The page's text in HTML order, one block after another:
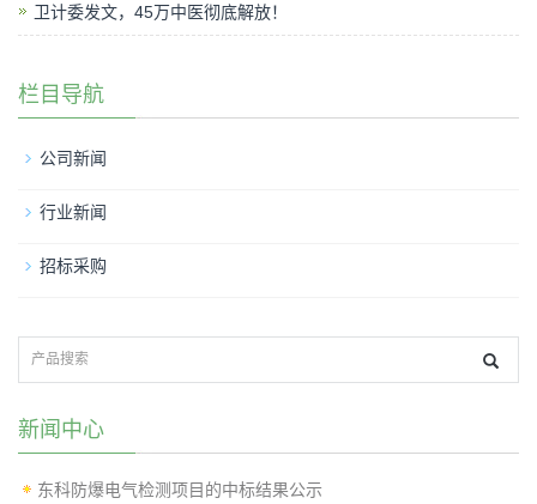
卫计委发文，45万中医彻底解放！
栏目导航
公司新闻
行业新闻
招标采购
新闻中心
东科防爆电气检测项目的中标结果公示